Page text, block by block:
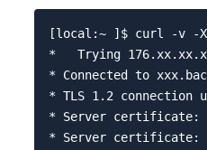
[local:~ ]$ curl -v -X
*   Trying
* Connected to
* TLS 1.2 connection
* Server certificate:
* Server certificate: